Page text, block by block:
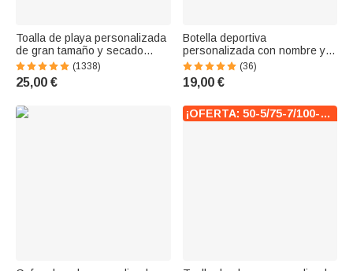
Toalla de playa personalizada
de gran tamaño y secado
rápido con temática marina y
nombre regalo de cumpleaños
para amigos y niños
(1338)
25,00 €
Botella deportiva
personalizada con nombre y
silueta de jugador de fútbol
tapa abatible regalo de
cumpleaños para niños y
(36)
19,00 €
¡OFERTA: 50-5/75-7/100-10!